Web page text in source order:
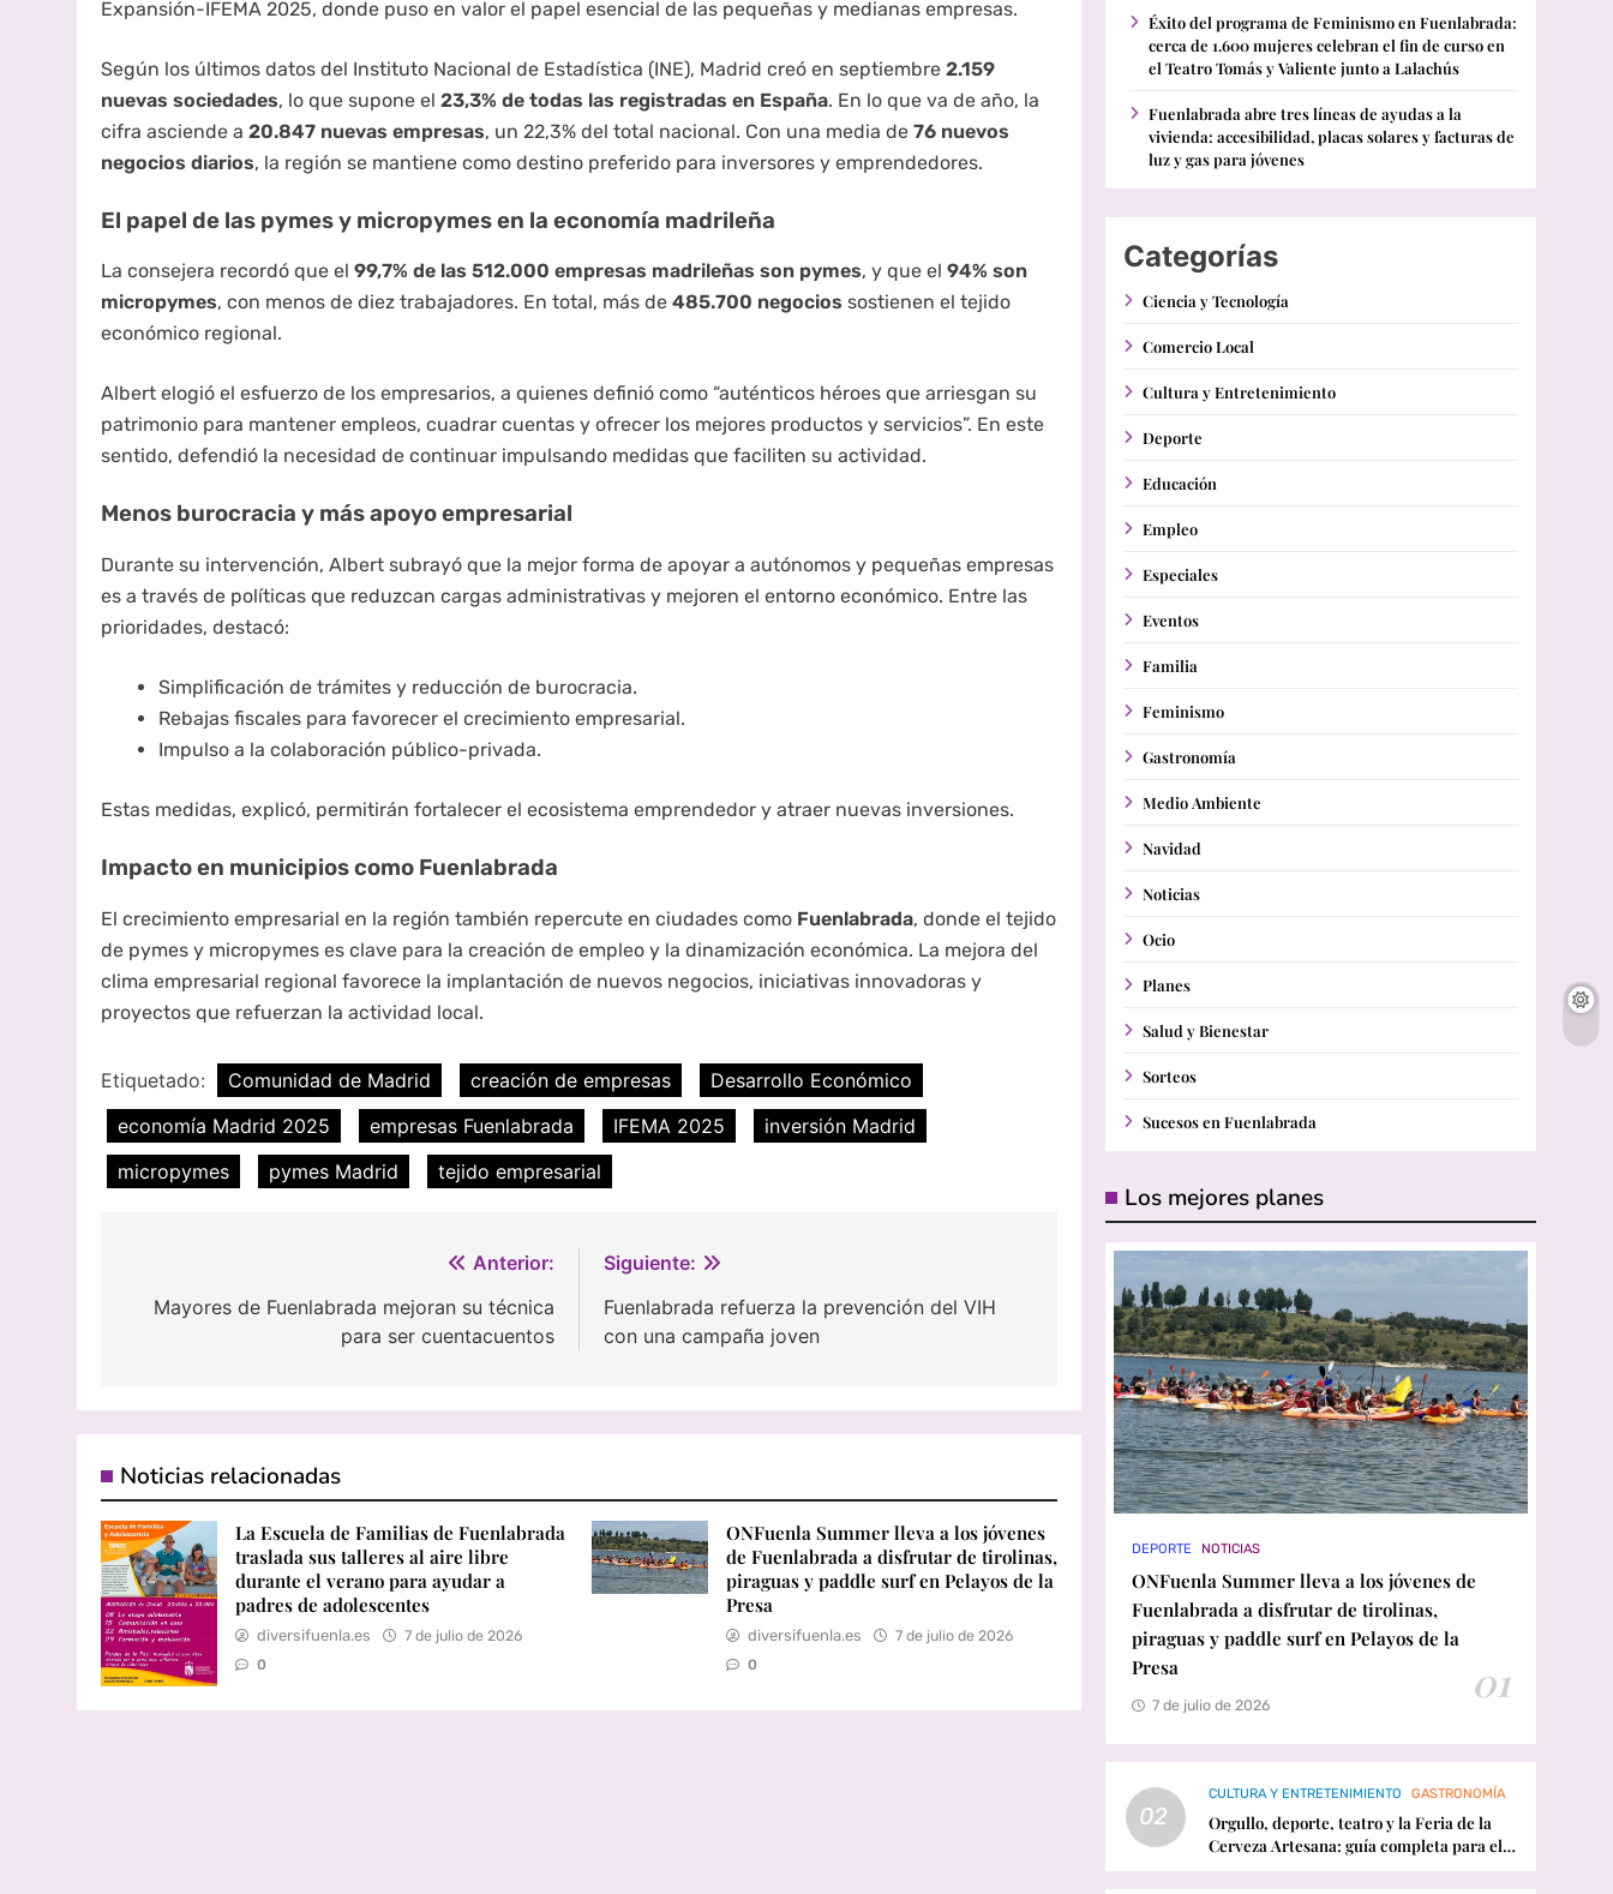
Expansión-IFEMA 2025, donde puso en valor el papel esencial de las pequeñas y medianas empresas.
Según los últimos datos del Instituto Nacional de Estadística (INE), Madrid creó en septiembre 2.159
nuevas sociedades, lo que supone el 23,3% de todas las registradas en España. En lo que va de año, la
cifra asciende a 20.847 nuevas empresas, un 22,3% del total nacional. Con una media de 76 nuevos
negocios diarios, la región se mantiene como destino preferido para inversores y emprendedores.
El papel de las pymes y micropymes en la economía madrileña
La consejera recordó que el 99,7% de las 512.000 empresas madrileñas son pymes, y que el 94% son
micropymes, con menos de diez trabajadores. En total, más de 485.700 negocios sostienen el tejido
económico regional.
Albert elogió el esfuerzo de los empresarios, a quienes definió como “auténticos héroes que arriesgan su
patrimonio para mantener empleos, cuadrar cuentas y ofrecer los mejores productos y servicios”. En este
sentido, defendió la necesidad de continuar impulsando medidas que faciliten su actividad.
Menos burocracia y más apoyo empresarial
Durante su intervención, Albert subrayó que la mejor forma de apoyar a autónomos y pequeñas empresas
es a través de políticas que reduzcan cargas administrativas y mejoren el entorno económico. Entre las
prioridades, destacó:
Simplificación de trámites y reducción de burocracia.
Rebajas fiscales para favorecer el crecimiento empresarial.
Impulso a la colaboración público-privada.
Estas medidas, explicó, permitirán fortalecer el ecosistema emprendedor y atraer nuevas inversiones.
Impacto en municipios como Fuenlabrada
El crecimiento empresarial en la región también repercute en ciudades como Fuenlabrada, donde el tejido
de pymes y micropymes es clave para la creación de empleo y la dinamización económica. La mejora del
clima empresarial regional favorece la implantación de nuevos negocios, iniciativas innovadoras y
proyectos que refuerzan la actividad local.
Etiquetado: Comunidad de Madrid creación de empresas
Desarrollo Económico
economía Madrid 2025
empresas Fuenlabrada IFEMA 2025
inversión Madrid
micropymes
pymes Madrid tejido empresarial
de
Anterior:
Mayores de Fuenlabrada mejoran su técnica
para ser cuentacuentos
Siguiente:
Fuenlabrada refuerza la prevención del VIH
con una campaña joven
Noticias relacionadas
La Escuela de Familias de Fuenlabrada
traslada sus talleres al aire libre
durante el verano para ayudar a
padres de adolescentes
diversifuenla.es 7 de julio de 2026
0
ONFuenla Summer lleva a los jóvenes
de Fuenlabrada a disfrutar de tirolinas,
piraguas y paddle surf en Pelayos de la
Presa
diversifuenla.es 7 de julio de 2026
0
Éxito del programa de Feminismo en Fuenlabrada:
cerca de 1.600 mujeres celebran el fin de curso en
el Teatro Tomás y Valiente junto a Lalachús
Fuenlabrada abre tres líneas de ayudas a la
vivienda: accesibilidad, placas solares y facturas de
luz y gas para jóvenes
Categorías
Ciencia y Tecnología
Comercio Local
Cultura y Entretenimiento
Deporte
Educación
Empleo
Especiales
Eventos
Familia
Feminismo
Gastronomía
Medio Ambiente
Navidad
Noticias
Ocio
Planes
Salud y Bienestar
Sorteos
Sucesos en Fuenlabrada
Los mejores planes
DEPORTE NOTICIAS
ONFuenla Summer lleva a los jóvenes de
Fuenlabrada a disfrutar de tirolinas,
piraguas y paddle surf en Pelayos de la
Presa
01
7 de julio de 2026
02
CULTURA Y ENTRETENIMIENTO GASTRONOMÍA
Orgullo, deporte, teatro y la Feria de la
Cerveza Artesana: guía completa para el
fin de semana en Fuenlabrada